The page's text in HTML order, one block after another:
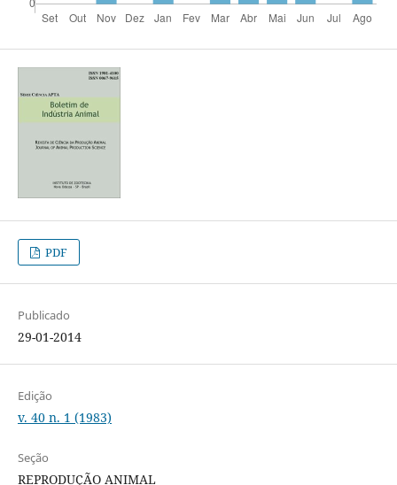
PDF
Publicado
29-01-2014
Edição
v. 40 n. 1 (1983)
Seção
REPRODUÇÃO ANIMAL